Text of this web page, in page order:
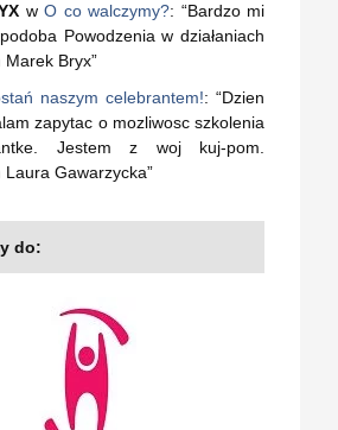
wO co walczymy?: “Bardzo mi
Powodzenia w działaniach
Marek Bryx”
naszym celebrantem!: “Dzien
zapytac o mozliwosc szkolenia
Jestem z woj kuj-pom.
Laura Gawarzycka”
do: